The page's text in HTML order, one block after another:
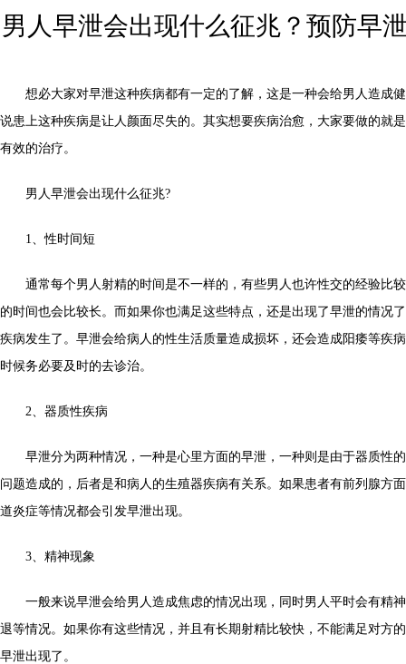
男人早泄会出现什么征兆？预防早
想必大家对早泄这种疾病都有一定的了解，这是一种会给男人造成
说患上这种疾病是让人颜面尽失的。其实想要疾病治愈，大家要做的就
有效的治疗。
男人早泄会出现什么征兆?
1、性时间短
通常每个男人射精的时间是不一样的，有些男人也许性交的经验比
的时间也会比较长。而如果你也满足这些特点，还是出现了早泄的情况
疾病发生了。早泄会给病人的性生活质量造成损坏，还会造成阳痿等疾
时候务必要及时的去诊治。
2、器质性疾病
早泄分为两种情况，一种是心里方面的早泄，一种则是由于器质性
问题造成的，后者是和病人的生殖器疾病有关系。如果患者有前列腺方
道炎症等情况都会引发早泄出现。
3、精神现象
一般来说早泄会给男人造成焦虑的情况出现，同时男人平时会有精
退等情况。如果你有这些情况，并且有长期射精比较快，不能满足对方
早泄出现了。